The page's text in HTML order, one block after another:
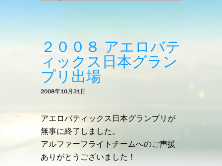
２００８ アエロバテ
ィックス日本グラン
プリ出場
2008年10月31日
アエロバティックス日本グランプリが
無事に終了しました。
アルファーフライトチームへのご声援
ありがとうございました！